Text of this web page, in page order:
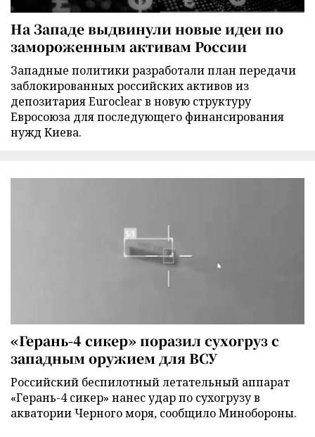
На Западе выдвинули новые идеи по
замороженным активам России
Западные политики разработали план передачи
заблокированных российских активов из
депозитария Euroclear в новую структуру
Евросоюза для последующего финансирования
нужд Киева.
«Герань-4 сикер» поразил сухогруз с
западным оружием для ВСУ
Российский беспилотный летательный аппарат
«Герань-4 сикер» нанес удар по сухогрузу в
акватории Черного моря, сообщило Минобороны.